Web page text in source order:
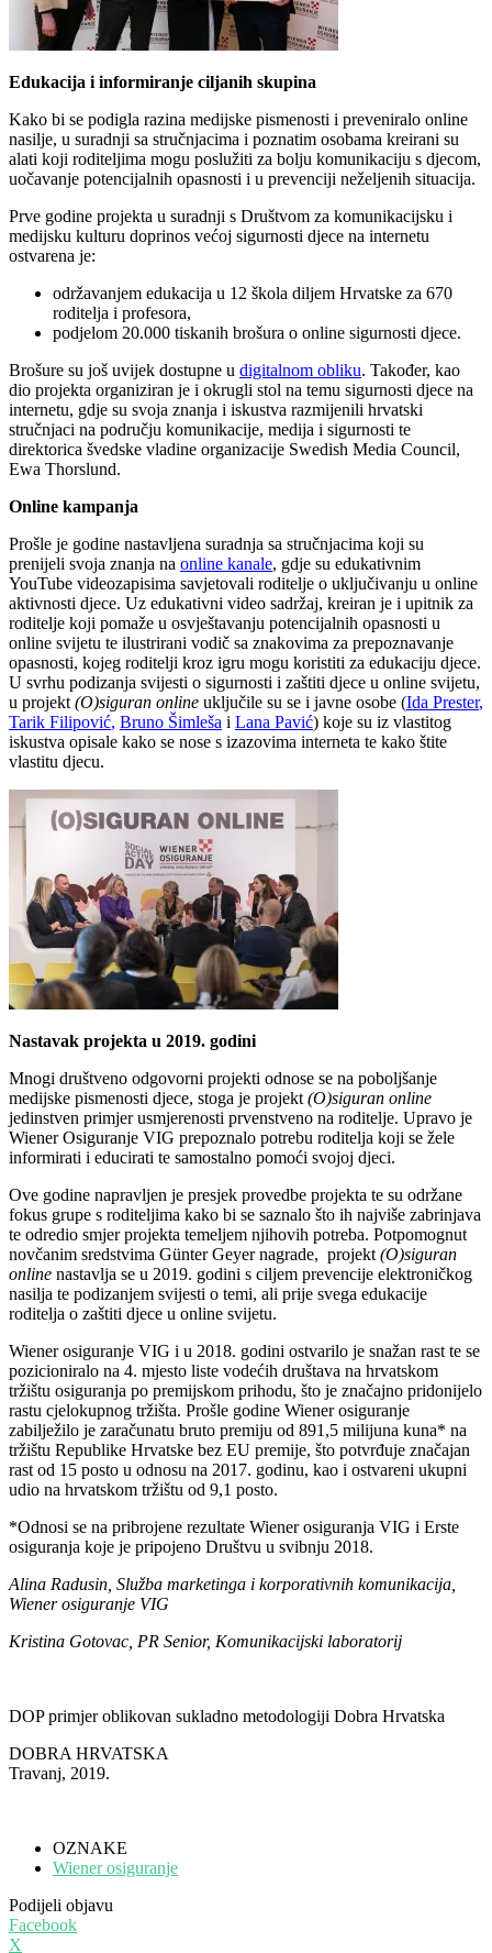
Edukacija i informiranje ciljanih skupina
Kako bi se podigla razina medijske pismenosti i preveniralo online
nasilje, u suradnji sa stručnjacima i poznatim osobama kreirani su
alati koji roditeljima mogu poslužiti za bolju komunikaciju s djecom,
uočavanje potencijalnih opasnosti i u prevenciji neželjenih situacija.
Prve godine projekta u suradnji s Društvom za komunikacijsku i
medijsku kulturu doprinos većoj sigurnosti djece na internetu
ostvarena je:
održavanjem edukacija u 12 škola diljem Hrvatske za 670
roditelja i profesora,
podjelom 20.000 tiskanih brošura o online sigurnosti djece.
Brošure su još uvijek dostupne u digitalnom obliku. Također, kao
dio projekta organiziran je i okrugli stol na temu sigurnosti djece na
internetu, gdje su svoja znanja i iskustva razmijenili hrvatski
stručnjaci na području komunikacije, medija i sigurnosti te
direktorica švedske vladine organizacije Swedish Media Council,
Ewa Thorslund.
Online kampanja
Prošle je godine nastavljena suradnja sa stručnjacima koji su
prenijeli svoja znanja na online kanale, gdje su edukativnim
YouTube videozapisima savjetovali roditelje o uključivanju u online
aktivnosti djece. Uz edukativni video sadržaj, kreiran je i upitnik za
roditelje koji pomaže u osvještavanju potencijalnih opasnosti u
online svijetu te ilustrirani vodič sa znakovima za prepoznavanje
opasnosti, kojeg roditelji kroz igru mogu koristiti za edukaciju djece.
U svrhu podizanja svijesti o sigurnosti i zaštiti djece u online svijetu,
u projekt (O)siguran online uključile su se i javne osobe (Ida Prester,
Tarik Filipović, Bruno Šimleša i Lana Pavić) koje su iz vlastitog
iskustva opisale kako se nose s izazovima interneta te kako štite
vlastitu djecu.
Nastavak projekta u 2019. godini
Mnogi društveno odgovorni projekti odnose se na poboljšanje
medijske pismenosti djece, stoga je projekt (O)siguran online
jedinstven primjer usmjerenosti prvenstveno na roditelje. Upravo je
Wiener Osiguranje VIG prepoznalo potrebu roditelja koji se žele
informirati i educirati te samostalno pomoći svojoj djeci.
Ove godine napravljen je presjek provedbe projekta te su održane
fokus grupe s roditeljima kako bi se saznalo što ih najviše zabrinjava
te odredio smjer projekta temeljem njihovih potreba. Potpomognut
novčanim sredstvima Günter Geyer nagrade, projekt (O)siguran
online nastavlja se u 2019. godini s ciljem prevencije elektroničkog
nasilja te podizanjem svijesti o temi, ali prije svega edukacije
roditelja o zaštiti djece u online svijetu.
Wiener osiguranje VIG i u 2018. godini ostvarilo je snažan rast te se
pozicioniralo na 4. mjesto liste vodećih društava na hrvatskom
tržištu osiguranja po premijskom prihodu, što je značajno pridonijelo
rastu cjelokupnog tržišta. Prošle godine Wiener osiguranje
zabilježilo je zaračunatu bruto premiju od 891,5 milijuna kuna* na
tržištu Republike Hrvatske bez EU premije, što potvrđuje značajan
rast od 15 posto u odnosu na 2017. godinu, kao i ostvareni ukupni
udio na hrvatskom tržištu od 9,1 posto.
*Odnosi se na pribrojene rezultate Wiener osiguranja VIG i Erste
osiguranja koje je pripojeno Društvu u svibnju 2018.
Alina Radusin, Služba marketinga i korporativnih komunikacija,
Wiener osiguranje VIG
Kristina Gotovac, PR Senior, Komunikacijski laboratorij
DOP primjer oblikovan sukladno metodologiji Dobra Hrvatska
DOBRA HRVATSKA
Travanj, 2019.
OZNAKE
Wiener osiguranje
Podijeli objavu
Facebook
X